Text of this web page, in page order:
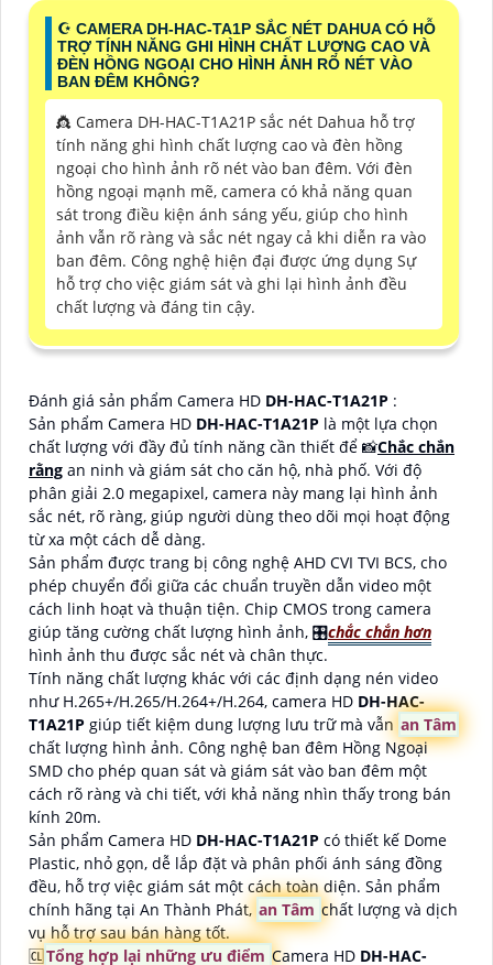
☪ CAMERA DH-HAC-TA1P SẮC NÉT DAHUA CÓ HỖ
TRỢ TÍNH NĂNG GHI HÌNH CHẤT LƯỢNG CAO VÀ
ĐÈN HỒNG NGOẠI CHO HÌNH ẢNH RÕ NÉT VÀO
BAN ĐÊM KHÔNG?
👸 Camera DH-HAC-T1A21P sắc nét Dahua hỗ trợ
tính năng ghi hình chất lượng cao và đèn hồng
ngoại cho hình ảnh rõ nét vào ban đêm. Với đèn
hồng ngoại mạnh mẽ, camera có khả năng quan
sát trong điều kiện ánh sáng yếu, giúp cho hình
ảnh vẫn rõ ràng và sắc nét ngay cả khi diễn ra vào
ban đêm. Công nghệ hiện đại được ứng dụng Sự
hỗ trợ cho việc giám sát và ghi lại hình ảnh đều
chất lượng và đáng tin cậy.
Đánh giá sản phẩm Camera HD DH-HAC-T1A21P :
Sản phẩm Camera HD DH-HAC-T1A21P là một lựa chọn
chất lượng với đầy đủ tính năng cần thiết để 📸Chắc chắn
rằng an ninh và giám sát cho căn hộ, nhà phố. Với độ
phân giải 2.0 megapixel, camera này mang lại hình ảnh
sắc nét, rõ ràng, giúp người dùng theo dõi mọi hoạt động
từ xa một cách dễ dàng.
Sản phẩm được trang bị công nghệ AHD CVI TVI BCS, cho
phép chuyển đổi giữa các chuẩn truyền dẫn video một
cách linh hoạt và thuận tiện. Chip CMOS trong camera
giúp tăng cường chất lượng hình ảnh, 🎛chắc chắn hơn
hình ảnh thu được sắc nét và chân thực.
Tính năng chất lượng khác với các định dạng nén video
như H.265+/H.265/H.264+/H.264, camera HD DH-HAC-
T1A21P giúp tiết kiệm dung lượng lưu trữ mà vẫn an Tâm
chất lượng hình ảnh. Công nghệ ban đêm Hồng Ngoại
SMD cho phép quan sát và giám sát vào ban đêm một
cách rõ ràng và chi tiết, với khả năng nhìn thấy trong bán
kính 20m.
Sản phẩm Camera HD DH-HAC-T1A21P có thiết kế Dome
Plastic, nhỏ gọn, dễ lắp đặt và phân phối ánh sáng đồng
đều, hỗ trợ việc giám sát một cách toàn diện. Sản phẩm
chính hãng tại An Thành Phát, an Tâm chất lượng và dịch
vụ hỗ trợ sau bán hàng tốt.
🆑Tổng hợp lại những ưu điểm Camera HD DH-HAC-